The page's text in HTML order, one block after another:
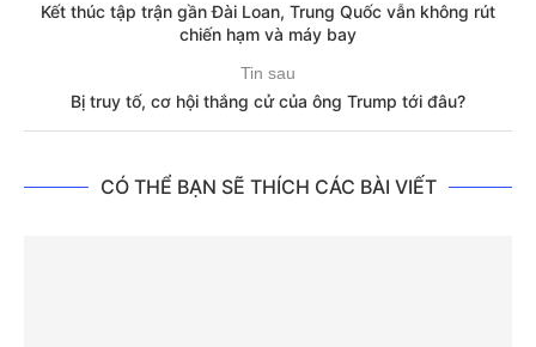
Kết thúc tập trận gần Đài Loan, Trung Quốc vẫn không rút
chiến hạm và máy bay
Tin sau
Bị truy tố, cơ hội thắng cử của ông Trump tới đâu?
CÓ THỂ BẠN SẼ THÍCH CÁC BÀI VIẾT